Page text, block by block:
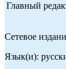
Главный
Сетевое
Язык(и):